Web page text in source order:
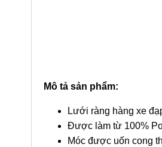
Mô tả sản phẩm:
Lưới ràng hàng xe
Được làm từ 100%
Móc được uốn cong